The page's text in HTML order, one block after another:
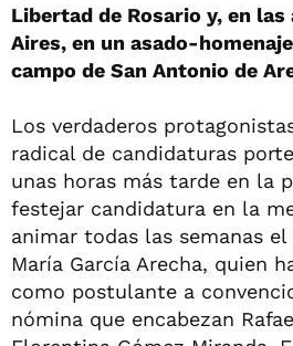
Libertad de Rosario y, en las
Aires, en un asado-
campo de San Antonio de
Los verdaderos
radical de candidaturas
unas horas más tarde en la
festejar candidatura en la
animar todas las semanas el
María García Arecha, quien
como postulante a
nómina que encabezan